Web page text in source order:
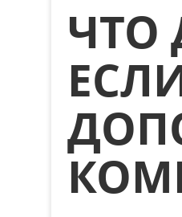
ЧТО